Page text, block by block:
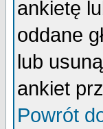
ankietę
oddane
lub
ankiet
Powrót